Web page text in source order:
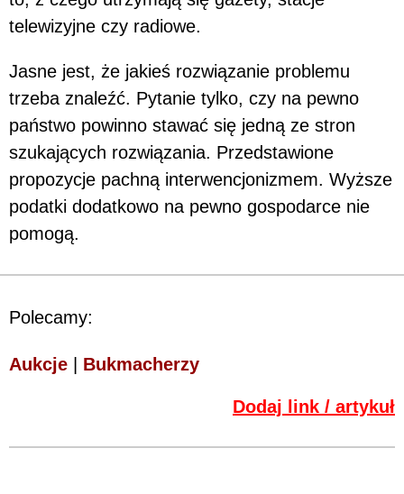
telewizyjne czy radiowe.
Jasne jest, że jakieś rozwiązanie problemu
trzeba znaleźć. Pytanie tylko, czy na pewno
państwo powinno stawać się jedną ze stron
szukających rozwiązania. Przedstawione
propozycje pachną interwencjonizmem. Wyższe
podatki dodatkowo na pewno gospodarce nie
pomogą.
Polecamy:
Aukcje Bukmacherzy
Dodaj link / artykuł